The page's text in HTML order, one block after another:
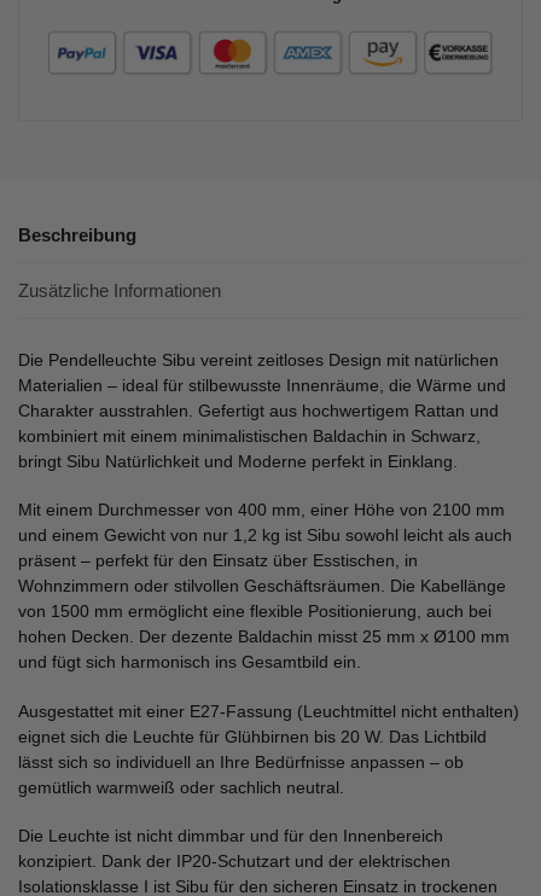
Beschreibung
Zusätzliche Informationen
Die Pendelleuchte Sibu vereint zeitloses Design mit natürlichen
Materialien – ideal für stilbewusste Innenräume, die Wärme und
Charakter ausstrahlen. Gefertigt aus hochwertigem Rattan und
kombiniert mit einem minimalistischen Baldachin in Schwarz,
bringt Sibu Natürlichkeit und Moderne perfekt in Einklang.
Mit einem Durchmesser von 400 mm, einer Höhe von 2100 mm
und einem Gewicht von nur 1,2 kg ist Sibu sowohl leicht als auch
präsent – perfekt für den Einsatz über Esstischen, in
Wohnzimmern oder stilvollen Geschäftsräumen. Die Kabellänge
von 1500 mm ermöglicht eine flexible Positionierung, auch bei
hohen Decken. Der dezente Baldachin misst 25 mm x Ø100 mm
und fügt sich harmonisch ins Gesamtbild ein.
Ausgestattet mit einer E27-Fassung (Leuchtmittel nicht enthalten)
eignet sich die Leuchte für Glühbirnen bis 20 W. Das Lichtbild
lässt sich so individuell an Ihre Bedürfnisse anpassen – ob
gemütlich warmweiß oder sachlich neutral.
Die Leuchte ist nicht dimmbar und für den Innenbereich
konzipiert. Dank der IP20-Schutzart und der elektrischen
Isolationsklasse I ist Sibu für den sicheren Einsatz in trockenen